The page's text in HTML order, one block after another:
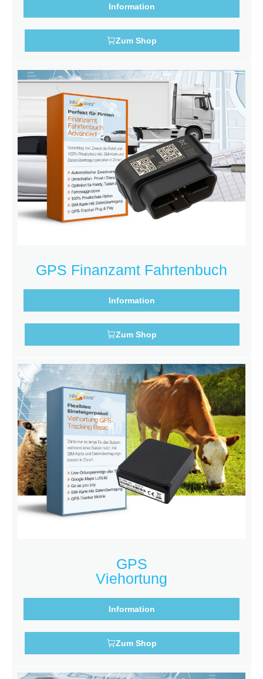
Information
Zum Shop
GPS Finanzamt Fahrtenbuch
Information
Zum Shop
GPS
Viehortung
Information
Zum Shop